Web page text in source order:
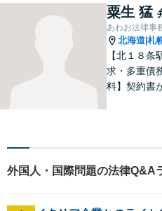
いたします
ください。
粟生 猛
あわお法律事
北海道 札
【北１８
求・多重債
料】契約書
確認するの
です。役員
場のスタッ
仕事を守り
外国人・国際問題の法律Q&A